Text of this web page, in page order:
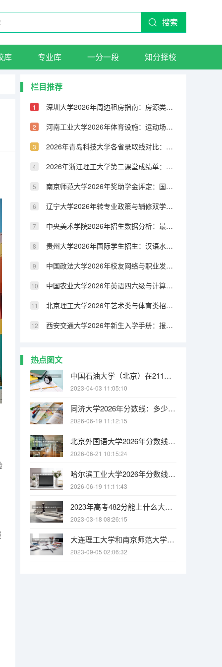
搜索
库 专业库 一分一段 知分择校
栏目推荐
深圳大学2026年周边租房指南：房源类型、租金水平与交通配套
河南工业大学2026年体育设施：运动场馆、健身房与体育课程
2026年青岛科技大学各省录取线对比：物理类与历史类分数差异分析
2026年浙江理工大学第二课堂成绩单：社会实践、志愿服务与素质拓展
南京师范大学2026年奖助学金评定：国家奖学金、励志奖学金与助学金
辽宁大学2026年转专业政策与辅修双学位：申请条件与流程
中央美术学院2026年招生数据分析：最低分、最高分与平均分一览
贵州大学2026年国际学生招生：汉语水平要求与学历认证
中国政法大学2026年校友网络与职业发展：校友会资源与行业导师计划
中国农业大学2026年英语四六级与计算机等级考试：校内考点与通过率
北京理工大学2026年艺术类与体育类招生分数线及专业考试要求
西安交通大学2026年新生入学手册：报到时间、所需材料与生活攻略
热点图文
中国石油大学（北京）在211院校中排名第几 北京大学学费是多少
2023-04-03 11:05:10
同济大学2026年分数线：多少分能上？考多少名才敢报？
2026-06-19 11:12:15
北京外国语大学2026年分数线：多少分能上？考多少名才敢报？
2026-06-21 10:15:24
哈尔滨工业大学2026年分数线：多少分能上？考多少名才敢报？
2026-06-19 11:11:43
2023年高考482分能上什么大学 2023年高考376分能上什么大学
2023-03-18 08:26:15
大连理工大学和南京师范大学哪个好 录取分数线对比
2023-09-05 02:06:32